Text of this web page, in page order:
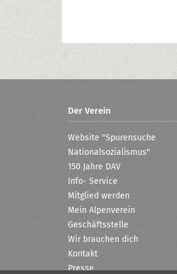
Der Verein
Website "Spurensuche
Nationalsozialismus"
150 Jahre DAV
Info- Service
Mitglied werden
Mein Alpenverein
Geschäftsstelle
Wir brauchen dich
Kontakt
Presse